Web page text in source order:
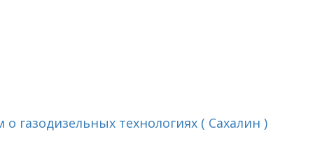
газодизельных технологиях ( Сахалин )